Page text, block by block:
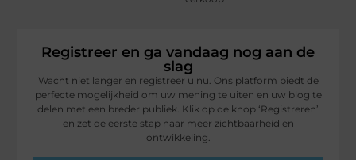
Registreer en ga vandaag nog aan de
slag
Wacht niet langer en registreer u nu. Ons platform biedt de
perfecte mogelijkheid om uw mening te uiten en uw blog te
delen met een breder publiek. Klik op de knop ‘Registreren’
en zet de eerste stap naar meer zichtbaarheid en
ontwikkeling.